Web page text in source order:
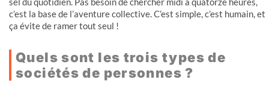
c’est la base de l’aventure collective. C’est simple, c’est humain, et
ça évite de ramer tout seul !
Quels sont les trois types de
sociétés de personnes ?